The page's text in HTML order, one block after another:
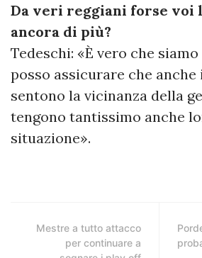
Da veri reggiani forse voi
ancora di più?
Tedeschi: «È vero che
posso assicurare che
sentono la vicinanza della
tengono tantissimo anche
situazione».
Mestre a tutto attacco
per continuare a